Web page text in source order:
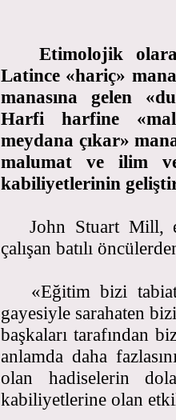
Etimolojik olarak
Latince «hariç»
manasına gelen
Harfi harfine
meydana çıkar»
malumat ve ilim
kabiliyetlerinin
John Stuart Mill,
çalışan batılı
«Eğitim bizi
gayesiyle sarahaten
başkaları tarafından
anlamda daha
olan hadiselerin
kabiliyetlerine olan